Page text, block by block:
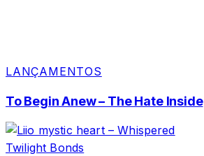
LANÇAMENTOS
To Begin Anew – The Hate Inside